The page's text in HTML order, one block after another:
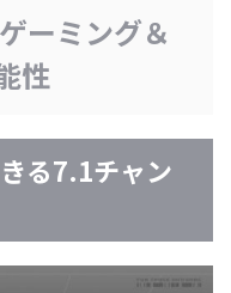
ーミング＆
性
る7.1チャン